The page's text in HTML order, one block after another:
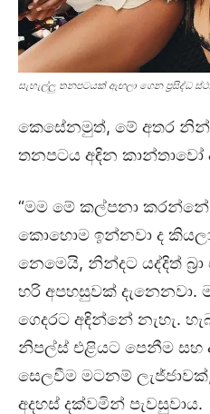
සැහැල්ලු තනපටයක් ඇඟලා ගෙන ප්‍රසිද්ධ
කෙසේනමුත්, මේ අතර
තනපටය අඳින කාන්තාවෝ
“මම මේ කල්පනා කරන්නේ
කොහොම ඉන්නවා ද
නෙමෙයි, නින්දට යද්දිත්
හරි අපහසුවක් දැනෙනවා.
ගෙදරට අඳින්නේ නැහැ.
නිපල්ස් එළියට පෙනීම
සෙලවීම මටනම්
අදහස් දක්වමින් පැවසුවාය.